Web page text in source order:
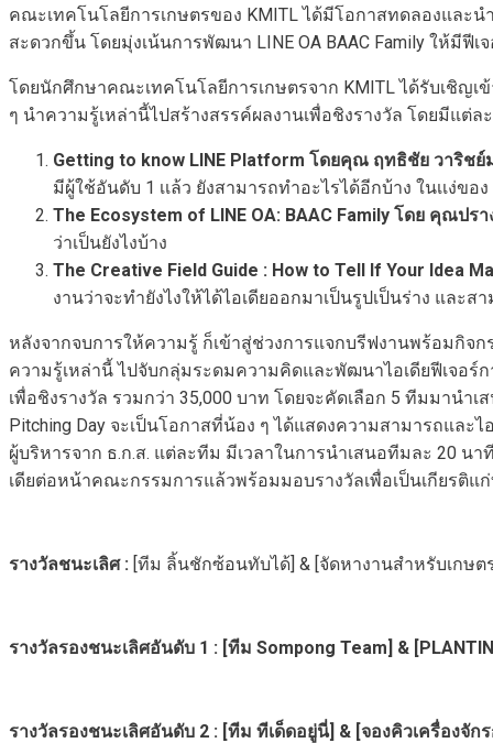
คณะเทคโนโลยีการเกษตรของ KMITL ได้มีโอกาสทดลองและน
สะดวกขึ้น โดยมุ่งเน้นการพัฒนา LINE OA BAAC Family ให้มีฟี
โดยนักศึกษาคณะเทคโนโลยีการเกษตรจาก KMITL ได้รับเชิญ
ๆ นำความรู้เหล่านี้ไปสร้างสรรค์ผลงานเพื่อชิงรางวัล โดยมีแต่ล
Getting to know LINE Platform โดยคุณ ฤทธิชัย วาริช
มีผู้ใช้อันดับ 1 เเล้ว ยังสามารถทำอะไรได้อีกบ้าง ในเเง่ขอ
The Ecosystem of LINE OA: BAAC Family โดย คุณป
ว่าเป็นยังไงบ้าง
The Creative Field Guide : How to Tell If Your Idea
งานว่าจะทำยังไงให้ได้ไอเดียออกมาเป็นรูปเป็นร่าง และส
หลังจากจบการให้ความรู้ ก็เข้าสู่ช่วงการแจกบรีฟงานพร้อมกิจ
ความรู้เหล่านี้ ไปจับกลุ่มระดมความคิดและพัฒนาไอเดียฟีเจอร์
เพื่อชิงรางวัล รวมกว่า 35,000 บาท โดยจะคัดเลือก 5 ทีมมาน
Pitching Day จะเป็นโอกาสที่น้อง ๆ ได้แสดงความสามารถแล
ผู้บริหารจาก ธ.ก.ส. แต่ละทีม มีเวลาในการนำเสนอทีมละ 20
เดียต่อหน้าคณะกรรมการแล้วพร้อมมอบรางวัลเพื่อเป็นเกียรติแ
รางวัลชนะเลิศ : [ทีม ลิ้นชักซ้อนทับได้] & [จัดหางานสำหรับเกษต
รางวัลรองชนะเลิศอันดับ 1 : [ทีม Sompong Team] &
รางวัลรองชนะเลิศอันดับ 2 : [ทีม ทีเด็ดอยู่นี่] & [จองคิวเครื่องจัก